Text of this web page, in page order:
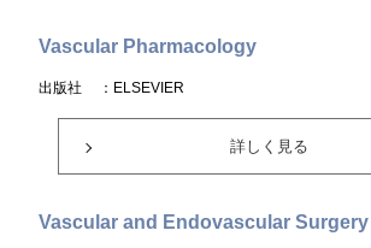
Vascular Pharmacology
出版社 ：ELSEVIER
詳しく見る
Vascular and Endovascular Surgery